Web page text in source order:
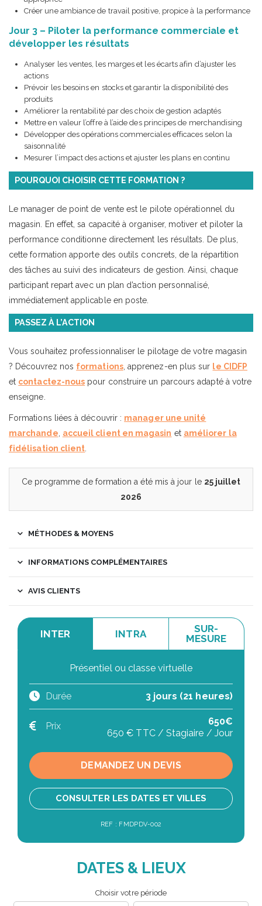
Créer une ambiance de travail positive, propice à la performance
Jour 3 – Piloter la performance commerciale et
développer les résultats
Analyser les ventes, les marges et les écarts afin d’ajuster les
actions
Prévoir les besoins en stocks et garantir la disponibilité des
produits
Améliorer la rentabilité par des choix de gestion adaptés
Mettre en valeur l’offre à l’aide des principes de merchandising
Développer des opérations commerciales efficaces selon la
saisonnalité
Mesurer l’impact des actions et ajuster les plans en continu
POURQUOI CHOISIR CETTE FORMATION ?
Le manager de point de vente est le pilote opérationnel du
magasin. En effet, sa capacité à organiser, motiver et piloter la
performance conditionne directement les résultats. De plus,
cette formation apporte des outils concrets, de la répartition
des tâches au suivi des indicateurs de gestion. Ainsi, chaque
participant repart avec un plan d’action personnalisé,
immédiatement applicable en poste.
PASSEZ À L’ACTION
Vous souhaitez professionnaliser le pilotage de votre magasin
? Découvrez nos formations, apprenez-en plus sur le CIDFP
et contactez-nous pour construire un parcours adapté à votre
enseigne.
Formations liées à découvrir : manager une unité
marchande, accueil client en magasin et améliorer la
fidélisation client.
Ce programme de formation a été mis à jour le 25 juillet
2026
MÉTHODES & MOYENS
INFORMATIONS COMPLÉMENTAIRES
AVIS CLIENTS
INTER INTRA
SUR-
MESURE
Présentiel ou classe virtuelle
Durée 3 jours (21 heures)
Prix
650€
650 € TTC / Stagiaire / Jour
DEMANDEZ UN DEVIS
CONSULTER LES DATES ET VILLES
REF : FMDPDV-002
DATES & LIEUX
Choisir votre période